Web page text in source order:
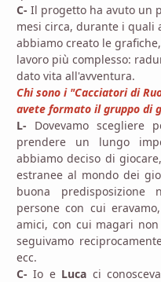
C- Il progetto ha avuto un
mesi circa, durante i quali
abbiamo creato le
lavoro più complesso:
dato vita all'avventura.
Chi sono i "Cacciatori di
avete formato il gruppo di
L- Dovevamo scegliere
prendere un lungo
abbiamo deciso di
estranee al mondo dei
buona predisposizione
persone con cui
amici, con cui magari
seguivamo
ecc.
C-Io e Luca ci